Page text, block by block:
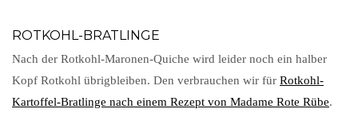
ROTKOHL-BRATLINGE
Nach der Rotkohl-Maronen-Quiche wird leider noch ein halber
Kopf Rotkohl übrigbleiben. Den verbrauchen wir für Rotkohl-
Kartoffel-Bratlinge nach einem Rezept von Madame Rote Rübe.